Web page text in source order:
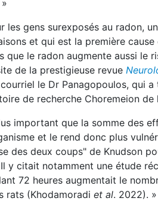
les gens surexposés au radon, un
et qui est la première cause
que le radon augmente aussi le
de la prestigieuse revue
le Dr Panagopoulos, qui
de recherche Choremeion
important que la somme des
et le rend donc plus
des deux coups" de Knudson
y citait notamment une étude
72 heures augmentait le
rats (Khodamoradi et al. 2022).